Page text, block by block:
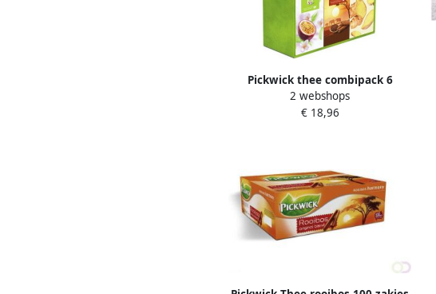
Pickwick thee combipack 6
smaken pak van 150 stuks
2 webshops
€ 18,96